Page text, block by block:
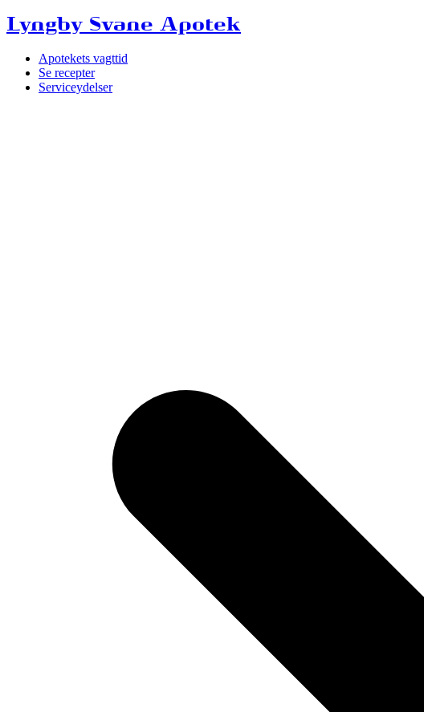
Lyngby Svane Apotek
Apotekets vagttid
Se recepter
Serviceydelser